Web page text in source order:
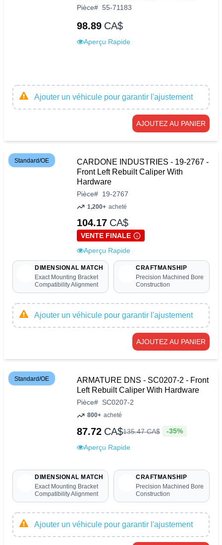
Pièce# 55-71183
98.89 CA$
Aperçu Rapide
Ajouter un véhicule pour garantir l'ajustement
AJOUTEZ AU PANIER
Standard/OE
CARDONE INDUSTRIES - 19-2767 -
Front Left Rebuilt Caliper With
Hardware
Pièce# 19-2767
1,200+ acheté
104.17 CA$
VENTE FINALE
Aperçu Rapide
DIMENSIONAL MATCH
Exact Mounting Bracket
Compatibility Alignment
CRAFTMANSHIP
Precision Machined Bore
Construction
Ajouter un véhicule pour garantir l'ajustement
AJOUTEZ AU PANIER
Standard/OE
ARMATURE DNS - SC0207-2 - Front
Left Rebuilt Caliper With Hardware
Pièce# SC0207-2
800+ acheté
87.72 CA$135.47CA$ -35%
Aperçu Rapide
DIMENSIONAL MATCH
Exact Mounting Bracket
Compatibility Alignment
CRAFTMANSHIP
Precision Machined Bore
Construction
Ajouter un véhicule pour garantir l'ajustement